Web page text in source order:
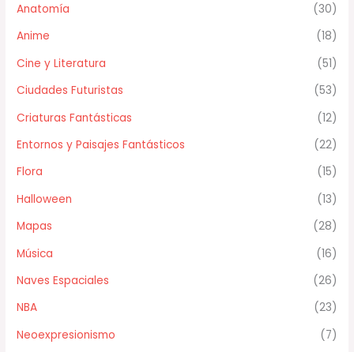
Anatomía
(30)
Anime
(18)
Cine y Literatura
(51)
Ciudades Futuristas
(53)
Criaturas Fantásticas
(12)
Entornos y Paisajes Fantásticos
(22)
Flora
(15)
Halloween
(13)
Mapas
(28)
Música
(16)
Naves Espaciales
(26)
NBA
(23)
Neoexpresionismo
(7)